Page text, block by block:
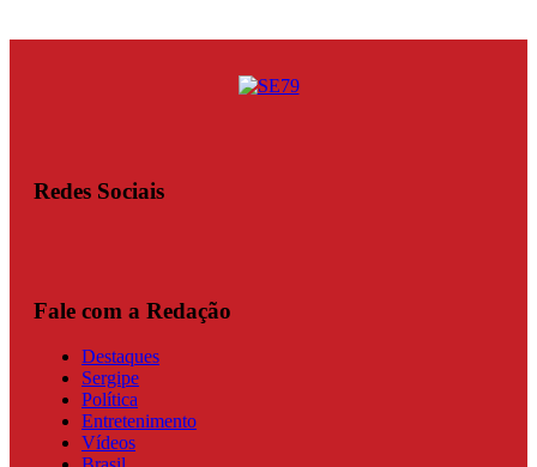
Redes Sociais
Fale com a Redação
Destaques
Sergipe
Política
Entretenimento
Vídeos